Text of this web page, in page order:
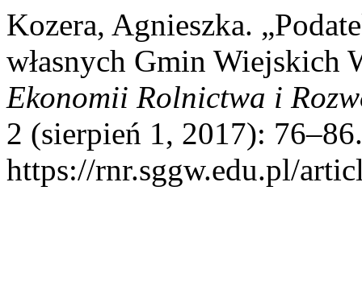
Kozera, Agnieszka.
własnych Gmin Wiejskich
Ekonomii Rolnictwa i
2 (sierpień 1, 2017):
https://rnr.sggw.edu.pl/